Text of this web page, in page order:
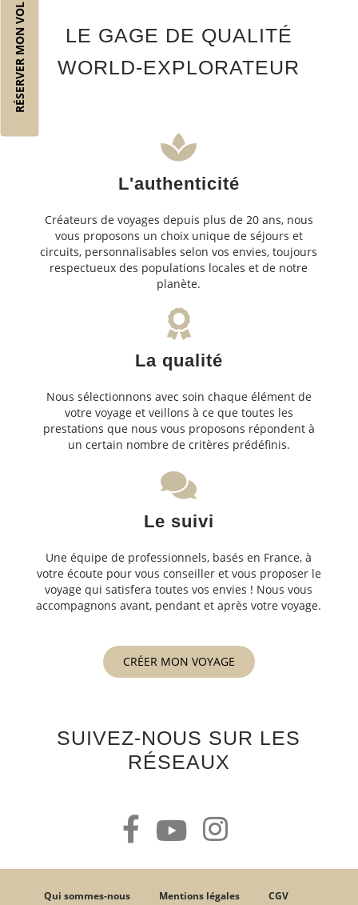
RÉSERVER MON VOL
LE GAGE DE QUALITÉ
WORLD-EXPLORATEUR
L'authenticité
Créateurs de voyages depuis plus de 20 ans, nous
vous proposons un choix unique de séjours et
circuits, personnalisables selon vos envies, toujours
respectueux des populations locales et de notre
planète.
La qualité
Nous sélectionnons avec soin chaque élément de
votre voyage et veillons à ce que toutes les
prestations que nous vous proposons répondent à
un certain nombre de critères prédéfinis.
Le suivi
Une équipe de professionnels, basés en France, à
votre écoute pour vous conseiller et vous proposer le
voyage qui satisfera toutes vos envies ! Nous vous
accompagnons avant, pendant et après votre voyage.
CRÉER MON VOYAGE
SUIVEZ-NOUS SUR LES
RÉSEAUX
Qui sommes-nous Mentions légales
CGV